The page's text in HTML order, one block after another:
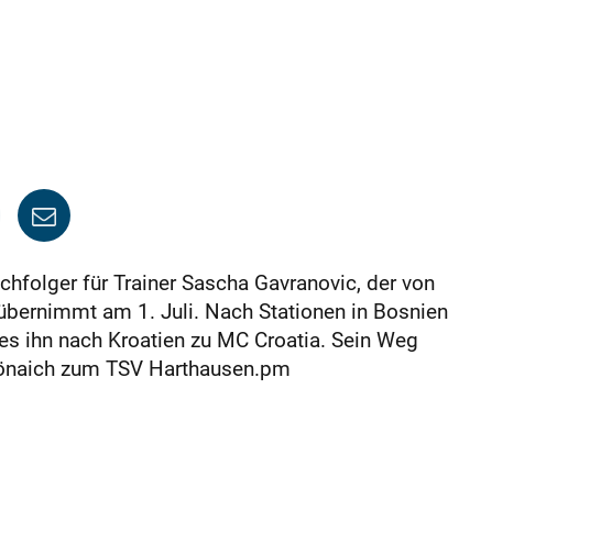
für Trainer Sascha Gavranovic, der von
am 1. Juli. Nach Stationen in Bosnien
ihn nach Kroatien zu MC Croatia. Sein Weg
zum TSV Harthausen.pm